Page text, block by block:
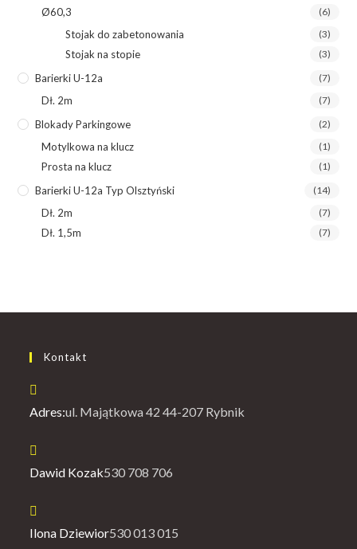
Ø60,3 (6)
Stojak do zabetonowania (3)
Stojak na stopie (3)
Barierki U-12a (7)
Dł. 2m (7)
Blokady Parkingowe (2)
Motylkowa na klucz (1)
Prosta na klucz (1)
Barierki U-12a Typ Olsztyński (14)
Dł. 2m (7)
Dł. 1,5m (7)
Kontakt
Adres:ul. Majątkowa 42 44-207 Rybnik
Dawid Kozak530 708 706
application
Ilona Dziewior530 013 015